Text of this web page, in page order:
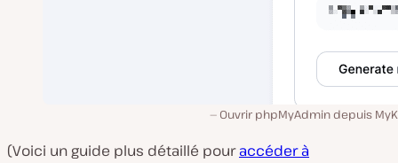
Ouvrir phpMyAdmin depuis
(Voici un guide plus détaillé pouraccéder à